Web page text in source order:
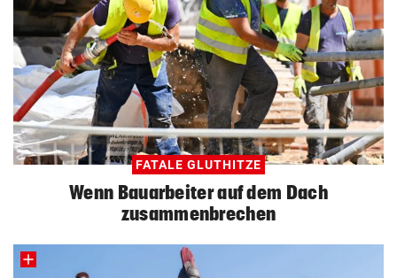
FATALE GLUTHITZE
Wenn Bauarbeiter auf dem Dach
zusammenbrechen